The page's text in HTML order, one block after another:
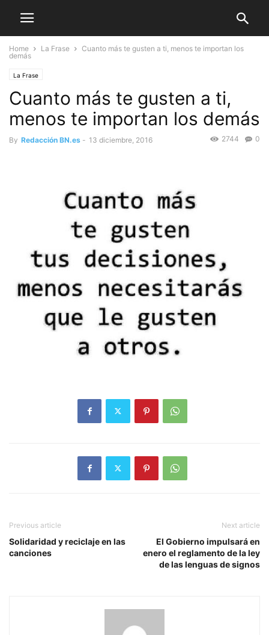
Home La Frase
Cuanto más te gusten a ti, menos te importan los
demás
La Frase
Cuanto más te gusten a ti,
menos te importan los demás
By Redacción BN.es - 13 diciembre, 2016 0
2744
Previous article
Solidaridad y reciclaje en las
canciones
Next article
El Gobierno impulsará en
enero el reglamento de la ley
de las lenguas de signos